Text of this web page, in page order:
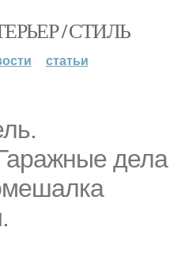
/ СТИЛЬ
статьи
дела